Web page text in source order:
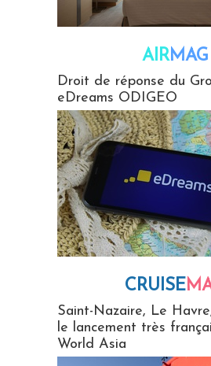
AIRMAG
Droit de réponse du
eDreams ODIGEO
CRUISE
Saint-Nazaire, Le
le lancement très
World Asia